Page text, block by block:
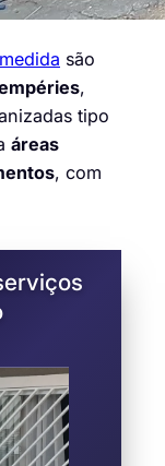
são
,
tipo
áreas
, com